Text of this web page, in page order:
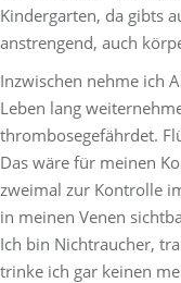
Kindergarten, da gibts
anstrengend, auch
Inzwischen nehme ich
Leben lang
thrombosegefährdet.
Das wäre für meinen
zweimal zur Kontrolle
in meinen Venen
Ich bin Nichtraucher,
trinke ich gar keinen